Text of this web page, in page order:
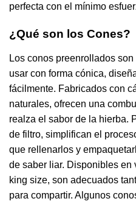
perfecta con el mínimo
¿Qué son los Cones?
Los conos preenrollados
usar con forma cónica,
fácilmente. Fabricados con
naturales, ofrecen una
realza el sabor de la hierba.
de filtro, simplifican el
que rellenarlos y
de saber liar. Disponibles en
king size, son adecuados
para compartir. Algunos